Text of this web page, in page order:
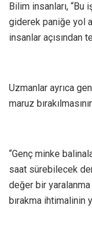
Bilim insanları,
giderek paniğe yol
insanlar açısından
Uzmanlar ayrıca
maruz
“Genç minke
saat sürebilecek
değer bir
bırakma ihtimalinin